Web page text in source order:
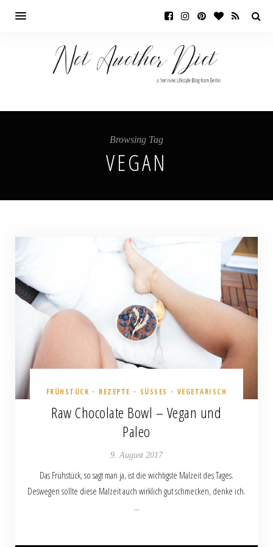
Browsing Tag
VEGAN
FRÜHSTÜCK • REZEPTE • SÜSSES • VEGETARISCH
Raw Chocolate Bowl – Vegan und
Paleo
9. August 2017
Das Frühstück, so sagt man ja, ist die wichtigste Malzeit des Tages.
Deswegen sollte diese Malzeit auch wirklich gut schmecken, denke ich.
…